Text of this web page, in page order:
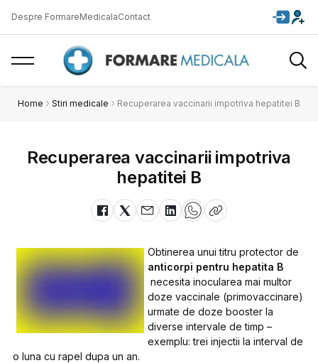
Despre FormareMedicalaContact
Home Stiri medicale Recuperarea vaccinarii impotriva hepatitei B
Recuperarea vaccinarii impotriva
hepatitei B
Obtinerea unui titru protector de
anticorpi pentru hepatita B
necesita inocularea mai multor
doze vaccinale (primovaccinare)
urmate de doze booster la
diverse intervale de timp –
exemplu: trei injectii la interval de
o luna cu rapel dupa un an.